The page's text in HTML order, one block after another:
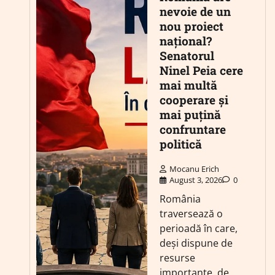
nevoie de un
nou proiect
național?
Senatorul
Ninel Peia cere
mai multă
cooperare și
mai puțină
confruntare
politică
Mocanu Erich
August 3, 2026
0
România
traversează o
perioadă în care,
deși dispune de
resurse